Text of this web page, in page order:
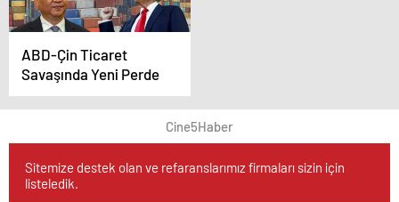
ABD-Çin Ticaret
Savaşında Yeni Perde
Cine5Haber
Sitemize destek olan ve refaranslarımız firmaları sizin için
listeledik.